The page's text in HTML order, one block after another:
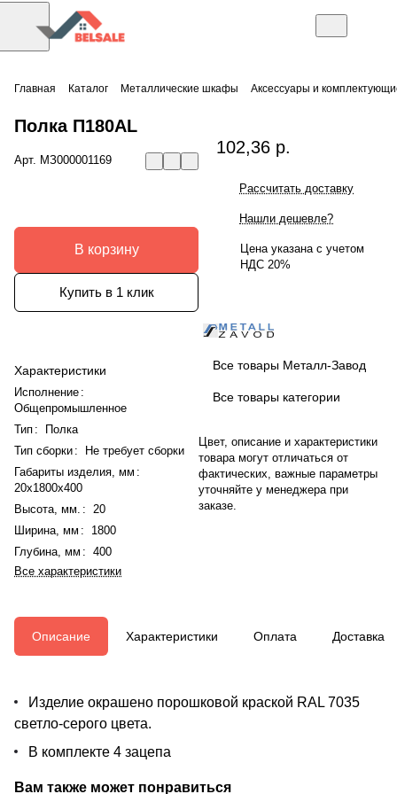
Главная Каталог Металлические шкафы Аксессуары и
Полка П180AL
Арт. МЗ000001169
В корзину
Купить в 1 клик
Характеристики
Исполнение :
Общепромышленное
Тип :
Полка
Тип сборки:
Не требует сборки
Габариты изделия, мм :
20x1800x400
Высота, мм. :
20
Ширина, мм :
1800
Глубина, мм : 400
Все характеристики
102,36 р.
Рассчитать доставку
Нашли дешевле?
Цена указана с учетом
НДС 20%
Все товары Металл-Завод
Все товары категории
Цвет, описание и характеристики
товара могут отличаться от
фактических, важные параметры
уточняйте у менеджера при
заказе.
Описание Характеристики Оплата Доставка
Изделие окрашено порошковой краской RAL 7035
светло-серого цвета.
В комплекте 4 зацепа
Вам также может понравиться